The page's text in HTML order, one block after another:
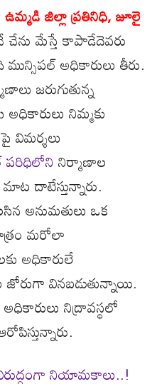
జిల్లా ప్రతినిధి, జూలై
చేను మేస్తే కాపాడేదెవరు
అధికారులు తీరు.
జరుగుతున్న
నిమ్మకు
విమర్శలు
పరిధిలోని నిర్మాణాల
దాటేస్తున్నారు.
అనుమతులు ఒక
మరోలా
అధికారులే
జోరుగా వినబడుతున్నాయి.
నిద్రావస్థలో
నియామకాలు..!